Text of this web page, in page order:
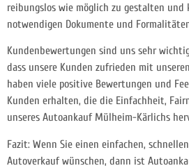
reibungslos wie möglich zu gestalten und
notwendigen Dokumente und
Kundenbewertungen sind uns sehr
dass unsere Kunden zufrieden mit
haben viele positive Bewertungen und
Kunden erhalten, die die Einfachheit,
unseres Autoankauf Mülheim-Kärlichs
Fazit: Wenn Sie einen einfachen,
Autoverkauf wünschen, dann ist